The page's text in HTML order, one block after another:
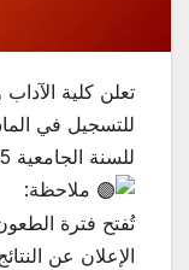
تعلن كلية الآداب
للسنة الجامعية 2025 – 2026.
ملاحظة: